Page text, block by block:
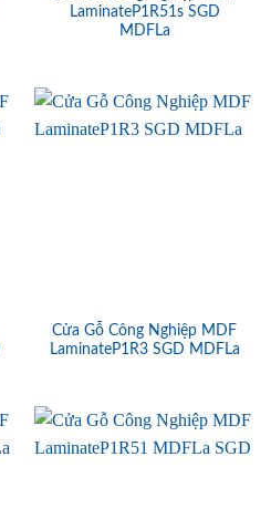
LaminateP1R51s SGD
MDFLa
Cửa Gỗ Công Nghiệp MDF
LaminateP1R3 SGD MDFLa